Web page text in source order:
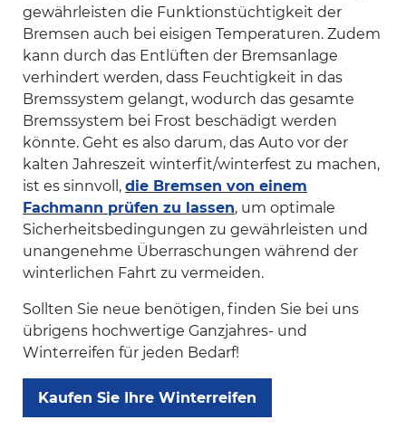
gewährleisten die Funktionstüchtigkeit der
Bremsen auch bei eisigen Temperaturen. Zudem
kann durch das Entlüften der Bremsanlage
verhindert werden, dass Feuchtigkeit in das
Bremssystem gelangt, wodurch das gesamte
Bremssystem bei Frost beschädigt werden
könnte. Geht es also darum, das Auto vor der
kalten Jahreszeit winterfit/winterfest zu machen,
ist es sinnvoll, die Bremsen von einem
Fachmann prüfen zu lassen, um optimale
Sicherheitsbedingungen zu gewährleisten und
unangenehme Überraschungen während der
winterlichen Fahrt zu vermeiden.
Sollten Sie neue benötigen, finden Sie bei uns
übrigens hochwertige Ganzjahres- und
Winterreifen für jeden Bedarf!
Kaufen Sie Ihre Winterreifen